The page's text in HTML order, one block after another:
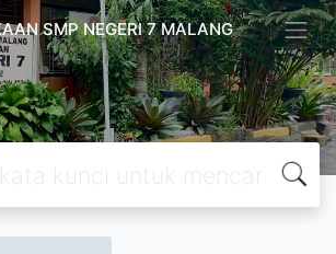
SMP NEGERI 7 MALANG